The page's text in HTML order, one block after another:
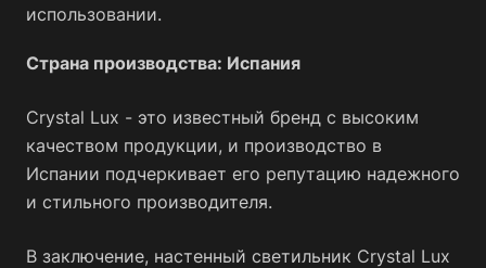
использовании.
Страна производства: Испания
Crystal Lux - это известный бренд с высоким
качеством продукции, и производство в
Испании подчеркивает его репутацию надежного
и стильного производителя.
В заключение, настенный светильник Crystal Lux